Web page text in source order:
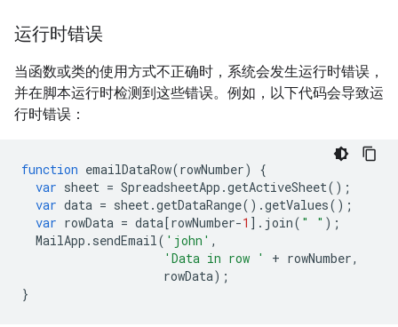
运行时错误
当函数或类的使用方式不正确时，系统会发生运行时错误，
并在脚本运行时检测到这些错误。例如，以下代码会导致运
行时错误：
function emailDataRow(rowNumber)
{
var sheet = SpreadsheetApp .getActiveSheet();
var data = sheet.getDataRange().getValues();
var rowData = data[rowNumber-1 ]. join( " " );
MailApp . sendEmail( 'john' ,
'Data in row '
+ rowNumber,
rowData);
}